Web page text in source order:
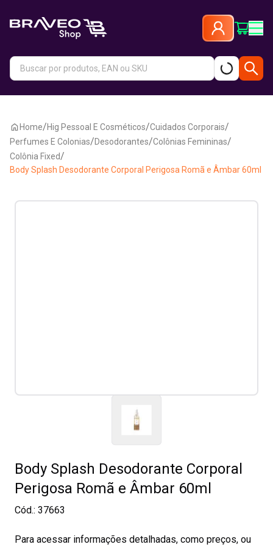
Home/Hig Pessoal E Cosméticos/Cuidados Corporais/
Perfumes E Colonias/Desodorantes/Colônias Femininas/
Colônia Fixed/
Body Splash Desodorante Corporal Perigosa Romã e Âmbar 60ml
Body Splash Desodorante Corporal
Perigosa Romã e Âmbar 60ml
Cód.: 37663
Para acessar informações detalhadas, como preços, ou